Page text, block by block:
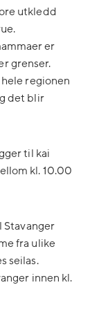
utkledd
er
grenser.
regionen
det blir
til kai
kl. 10.00
Stavanger
fra ulike
seilas.
innen kl.